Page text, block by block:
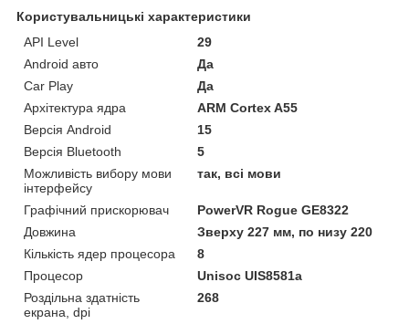
Користувальницькі характеристики
API Level
29
Android авто
Да
Car Play
Да
Архітектура ядра
ARM Cortex A55
Версія Android
15
Версія Bluetooth
5
Можливість вибору мови
інтерфейсу
так, всі мови
Графічний прискорювач
PowerVR Rogue GE8322
Довжина
Зверху 227 мм, по низу 220
Кількість ядер процесора
8
Процесор
Unisoc UIS8581a
Роздільна здатність
екрана, dpi
268